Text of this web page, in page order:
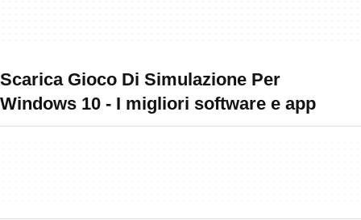
Scarica Gioco Di Simulazione Per
Windows 10 - I migliori software e app